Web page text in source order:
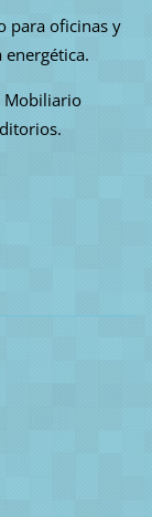
para oficinas y
Mobiliario